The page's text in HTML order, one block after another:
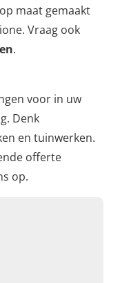
maat gemaakt
Vraag ook
.
voor in uw
Denk
en tuinwerken.
offerte
op.